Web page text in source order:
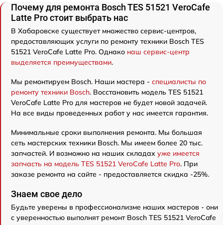
Почему для ремонта Bosch TES 51521 VeroCafe
Latte Pro стоит выбрать нас
В Хабаровске существует множество сервис-центров,
предоставляющих услуги по ремонту техники Bosch TES
51521 VeroCafe Latte Pro. Однако наш сервис-центр
выделяется преимуществами.
Мы ремонтируем Bosch. Наши мастера - специалисты по
ремонту техники Bosch. Восстановить модель TES 51521
VeroCafe Latte Pro для мастеров не будет новой задачей.
На все виды проведенных работ у нас имеется гарантия.
Минимальные сроки выполнения ремонта. Мы большая
сеть мастерских техники Bosch. Мы имеем более 20 тыс.
запчастей. И возможно на наших складах уже имеется
запчасть на модель TES 51521 VeroCafe Latte Pro. При
заказе ремонта на сайте - предоставляется скидка -25%.
Знаем свое дело
Будьте уверены в профессионализме наших мастеров - они
с уверенностью выполнят ремонт Bosch TES 51521 VeroCafe